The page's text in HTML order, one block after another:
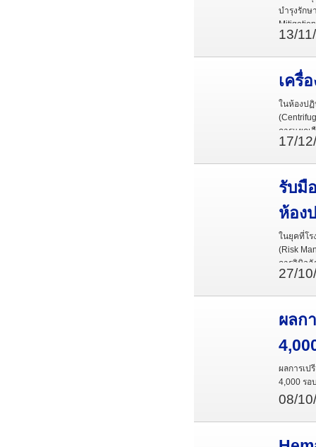
บำรุงรักษ
13/
เครื่
ในห้องปฏิ
การแยกเ
แยกสาร
17/
รับมื
ห้อง
ในยุคที่โร
(Risk
การวินิจฉั
27/
ผลก
ผลการเป
4,000 รอ
08/